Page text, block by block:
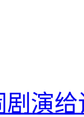
演